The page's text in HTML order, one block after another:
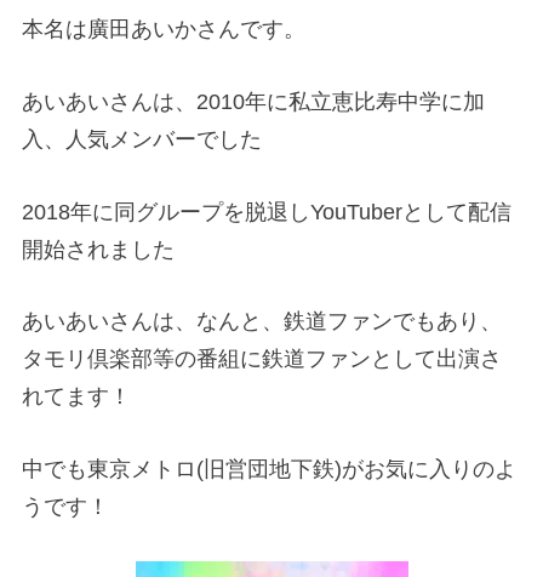
本名は廣田あいかさんです。
あいあいさんは、2010年に私立恵比寿中学に加
入、人気メンバーでした
2018年に同グループを脱退しYouTuberとして配信
開始されました
あいあいさんは、なんと、鉄道ファンでもあり、
タモリ倶楽部等の番組に鉄道ファンとして出演さ
れてます！
中でも東京メトロ(旧営団地下鉄)がお気に入りのよ
うです！